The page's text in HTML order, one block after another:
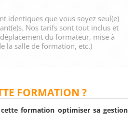
identiques que vous soyez seul(e)
Nos tarifs sont tout inclus et
du formateur, mise à
la salle de formation, etc.)
FORMATION ?
formation optimiser sa gestion